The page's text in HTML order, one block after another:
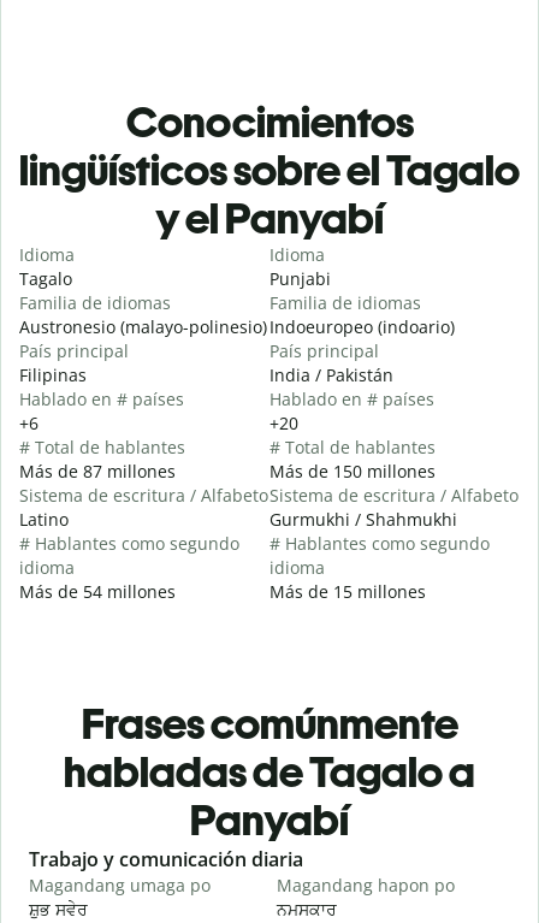
Conocimientos
lingüísticos sobre el Tagalo
y el Panyabí
Idioma
Tagalo
Familia de idiomas
Austronesio (malayo-polinesio)
País principal
Filipinas
Hablado en # países
+6
# Total de hablantes
Más de 87 millones
Sistema de escritura / Alfabeto
Latino
# Hablantes como segundo
idioma
Más de 54 millones
Idioma
Punjabi
Familia de idiomas
Indoeuropeo (indoario)
País principal
India / Pakistán
Hablado en # países
+20
# Total de hablantes
Más de 150 millones
Sistema de escritura / Alfabeto
Gurmukhi / Shahmukhi
# Hablantes como segundo
idioma
Más de 15 millones
Frases comúnmente
habladas de Tagalo a
Panyabí
Slide 1 of 6
Trabajo y comunicación diaria
Magandang umaga po
ਸ਼ੁਭ ਸਵੇਰ
Magandang hapon po
ਨਮਸਕਾਰ